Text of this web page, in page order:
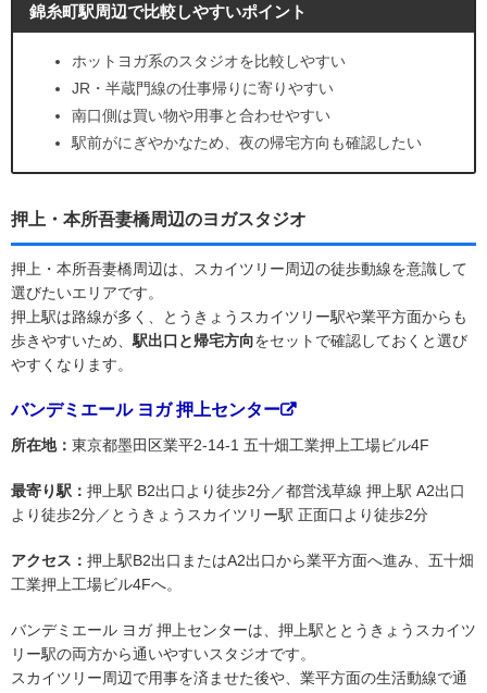
錦糸町駅周辺で比較しやすいポイント
ホットヨガ系のスタジオを比較しやすい
JR・半蔵門線の仕事帰りに寄りやすい
南口側は買い物や用事と合わせやすい
駅前がにぎやかなため、夜の帰宅方向も確認したい
押上・本所吾妻橋周辺のヨガスタジオ
押上・本所吾妻橋周辺は、スカイツリー周辺の徒歩動線を意識して
選びたいエリアです。
押上駅は路線が多く、とうきょうスカイツリー駅や業平方面からも
歩きやすいため、駅出口と帰宅方向をセットで確認しておくと選び
やすくなります。
バンデミエール ヨガ 押上センター
所在地： 東京都墨田区業平2-14-1 五十畑工業押上工場ビル4F
最寄り駅： 押上駅 B2出口より徒歩2分／都営浅草線 押上駅 A2出口
より徒歩2分／とうきょうスカイツリー駅 正面口より徒歩2分
アクセス： 押上駅B2出口またはA2出口から業平方面へ進み、五十畑
工業押上工場ビル4Fへ。
バンデミエール ヨガ 押上センターは、押上駅ととうきょうスカイツ
リー駅の両方から通いやすいスタジオです。
スカイツリー周辺で用事を済ませた後や、業平方面の生活動線で通